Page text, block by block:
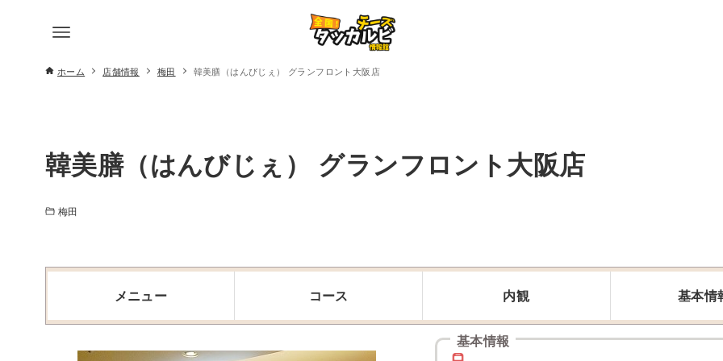
ホーム 店舗情報 梅田 韓美膳（はんびじぇ） グランフロント大阪店
韓美膳（はんびじぇ） グランフロント大阪店
梅田
メニュー コース 内観 基本情
基本情報